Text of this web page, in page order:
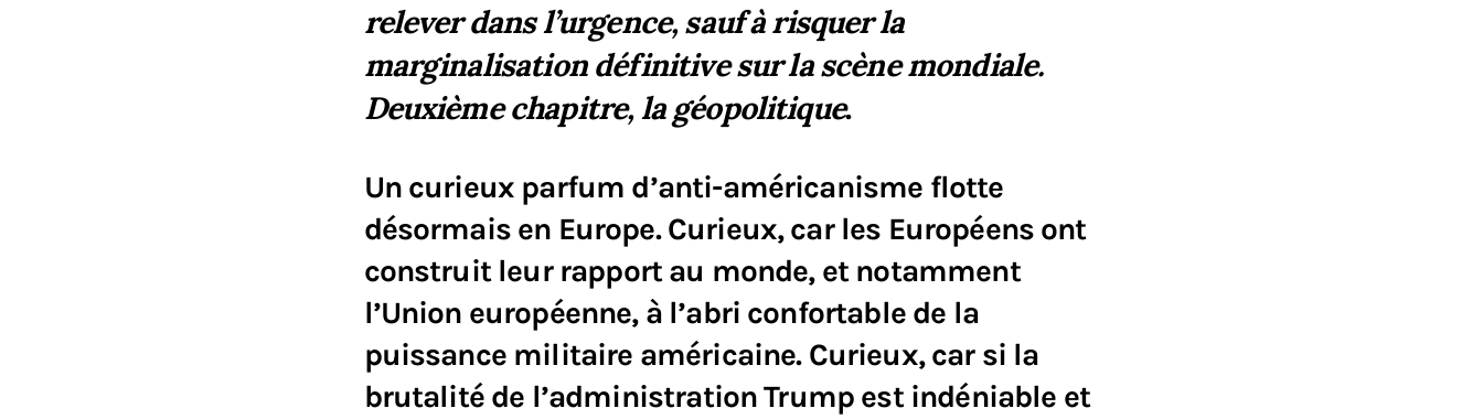
relever dans l’urgence, sauf à risquer la
marginalisation définitive sur la scène mondiale.
Deuxième chapitre, lagéopolitique.
Un curieux parfum d’anti-américanisme flotte
désormais en Europe. Curieux, car les Européens ont
construit leur rapport au monde, et notamment
l’Union européenne, à l’abri confortable de la
puissance militaire américaine. Curieux, car si la
brutalité de l’administration Trump est indéniable et